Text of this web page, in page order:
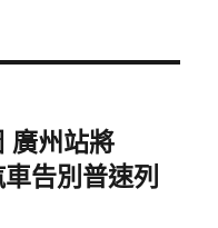
廣州站將
告別普速列